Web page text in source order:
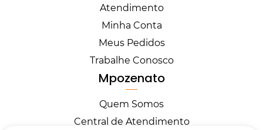
Atendimento
Minha Conta
Meus Pedidos
Trabalhe Conosco
Mpozenato
Quem Somos
Central de Atendimento